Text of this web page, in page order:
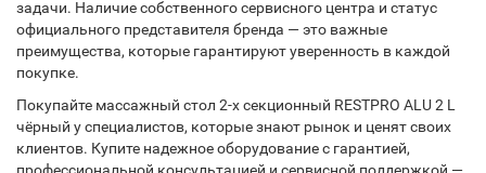
задачи. Наличие собственного сервисного центра и статус
официального представителя бренда — это важные
преимущества, которые гарантируют уверенность в каждой
покупке.
Покупайте массажный стол 2-х секционный RESTPRO ALU 2 L
чёрный у специалистов, которые знают рынок и ценят своих
клиентов. Купите надежное оборудование с гарантией,